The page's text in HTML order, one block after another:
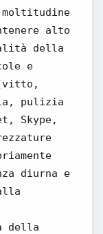
alto
della
e
pulizia
Skype,
diurna e
della